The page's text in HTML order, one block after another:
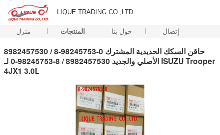
LIQUE TRADING CO.,LTD.
منزل المنتجات حول بنا إتصال
8982457530 / 8-98245753-0 حاقن السكك الحديدية المشترك
الأصلي والجديد 8982457530 / 8-98245753-0 لـ ISUZU Trooper
4JX1 3.0L